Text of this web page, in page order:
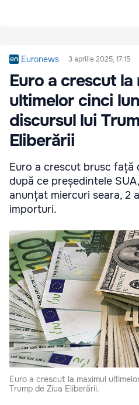
Euronews 3 aprilie 2025, 17:15
Euro a crescut la
ultimelor cinci
discursul lui
Eliberării
Euro a crescut brusc față
după ce președintele
anunțat miercuri seara, 2
importuri.
Euro a crescut la maximul
Trump de Ziua Eliberării.